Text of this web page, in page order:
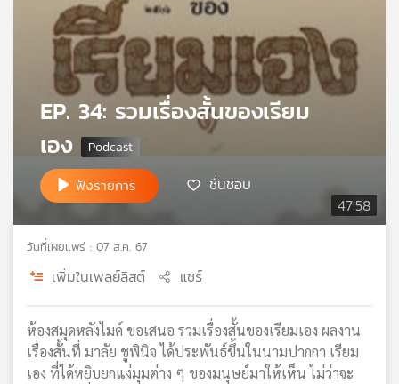
แผนที่
วิทยุ
47:58
EP. 34: รวมเรื่องสั้นของเรียม
เอง
ฟังรายการ ชื่นชอบ
วันที่เผยแพร่ : 07 ส.ค. 67
เพิ่มในเพลย์ลิสต์ แชร์
ห้องสมุดหลังไมค์ ขอเสนอ รวมเรื่องสั้นของเรียมเอง ผลงาน
เรื่องสั้นที่ มาลัย ชูพินิจ ได้ประพันธ์ขึ้นในนามปากกา เรียม
เอง ที่ได้หยิบยกแง่มุมต่าง ๆ ของมนุษย์มาให้เห็น ไม่ว่าจะ